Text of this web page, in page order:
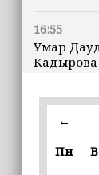
16:55
Умар
Кадырова
16:34
детского
←
Пн